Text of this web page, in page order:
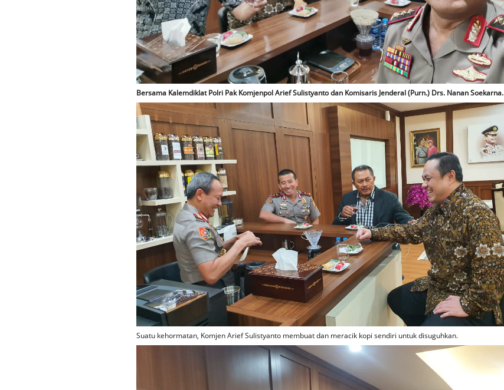
Bersama Kalemdiklat Polri Pak Komjenpol Arief Sulistyanto dan Komisaris Jenderal (Purn.) Drs. Nanan Soekarna.
Suatu kehormatan, Komjen Arief Sulistyanto membuat dan meracik kopi sendiri untuk disuguhkan.